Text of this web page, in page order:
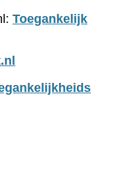
Toegankelijk